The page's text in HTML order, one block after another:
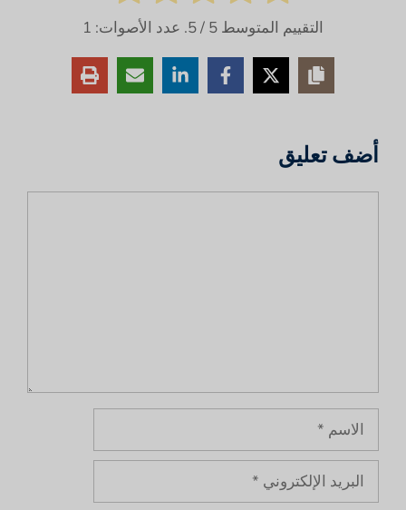
التقييم المتوسط 5 / 5. عدد الأصوات: 1
أضف تعليق
الاسم
البريد
الإلكتروني